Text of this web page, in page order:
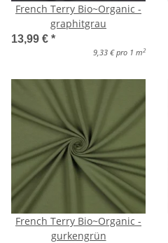
French Terry Bio~Organic -
graphitgrau
13,99 € *
9,33 € pro 1 m 2
French Terry Bio~Organic -
gurkengrün